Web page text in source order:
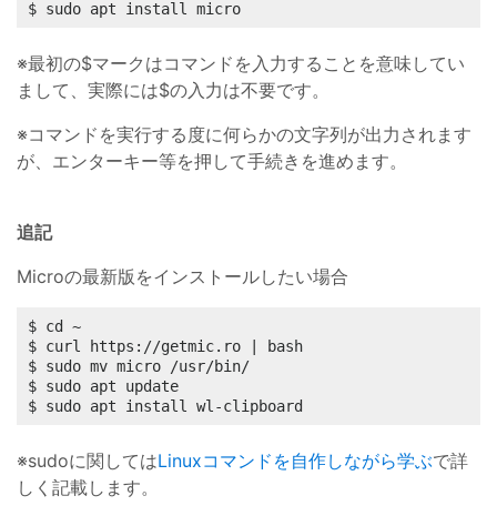
$ sudo apt install micro
※最初の$マークはコマンドを入力することを意味してい
まして、実際には$の入力は不要です。
※コマンドを実行する度に何らかの文字列が出力されます
が、エンターキー等を押して手続きを進めます。
追記
Microの最新版をインストールしたい場合
$ cd ~
$ curl https://getmic.ro | bash
$ sudo mv micro /usr/bin/
$ sudo apt update
$ sudo apt install wl-clipboard
※sudoに関してはLinuxコマンドを自作しながら学ぶで詳
しく記載します。